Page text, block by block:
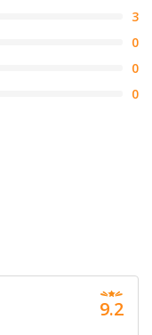
3
0
0
0
9.2